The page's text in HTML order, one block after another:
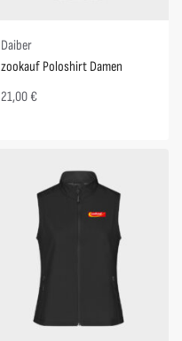
Daiber
zookauf Poloshirt Damen
21,00 €